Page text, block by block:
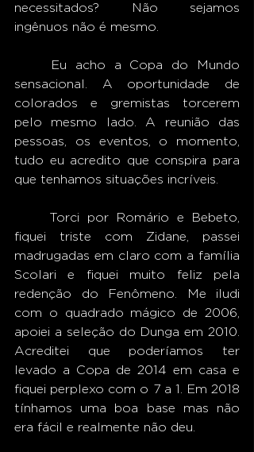
necessitados? Não sejamos
ingênuos não é mesmo.
sensacional. A oportunidade de
colorados e gremistas torcerem
pelo mesmo lado. A reunião das
pessoas, os eventos, o momento,
tudo eu acredito que conspira para
que tenhamos situações incríveis.
fiquei triste com Zidane, passei
madrugadas em claro com a família
Scolari e fiquei muito feliz pela
redenção do Fenômeno. Me iludi
com o quadrado mágico de 2006,
apoiei a seleção do Dunga em 2010.
Acreditei que poderíamos ter
levado a Copa de 2014 em casa e
fiquei perplexo com o 7 a 1. Em 2018
tínhamos uma boa base mas não
era fácil e realmente não deu.